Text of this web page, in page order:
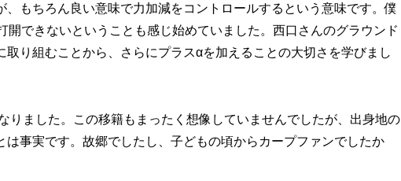
もちろん良い意味で力加減をコントロールするという意味です。僕
開できないということも感じ始めていました。西口さんのグラウンド
り組むことから、さらにプラスαを加えることの大切さを学びまし
ました。この移籍もまったく想像していませんでしたが、出身地の
事実です。故郷でしたし、子どもの頃からカープファンでしたか